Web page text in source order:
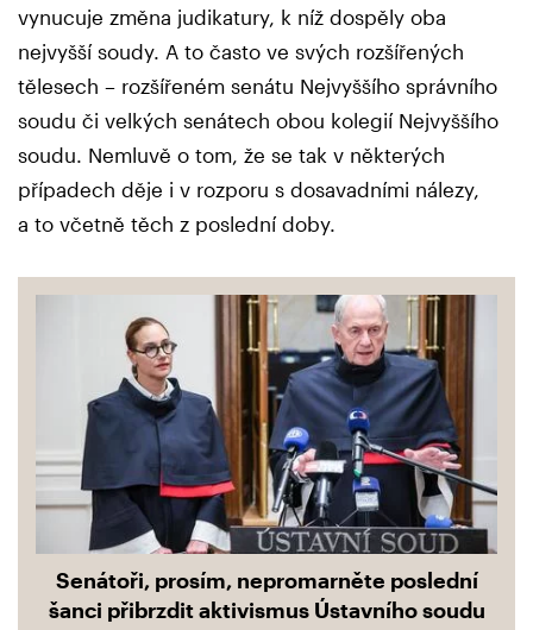
vynucuje změna judikatury, k níž dospěly oba
nejvyšší soudy. A to často ve svých rozšířených
tělesech – rozšířeném senátu Nejvyššího správního
soudu či velkých senátech obou kolegií Nejvyššího
soudu. Nemluvě o tom, že se tak v některých
případech děje i v rozporu s dosavadními nálezy,
a to včetně těch z poslední doby.
Senátoři, prosím, nepromarněte poslední
šanci přibrzdit aktivismus Ústavního soudu